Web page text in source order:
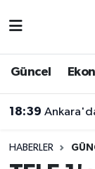
Güncel
18:39
HABERLER
Nöbetçi
Trafik